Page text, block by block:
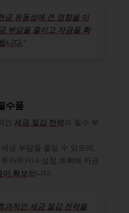
금 유동성에 큰 영향을 미
부담을 줄이고 자금을 확
니다. “
수품
인 세금 절감 전략의 필수 부
금 부담을 줄일 수 있으며,
자하거나 성장 계획에 자금
이 확보 됩니다.
과적인 세금 절감 전략을